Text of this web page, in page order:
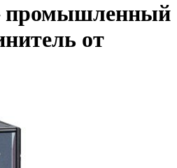
промышленный
от